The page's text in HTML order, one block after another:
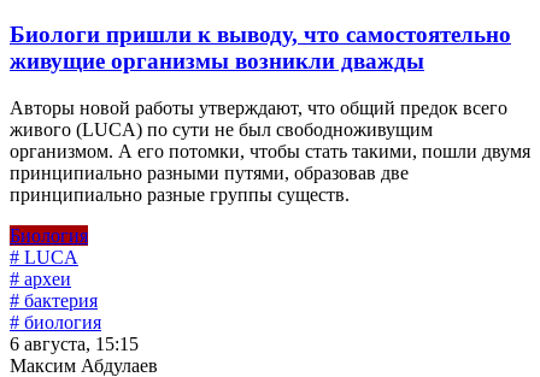
Биологи пришли к выводу, что самостоятельно
живущие организмы возникли дважды
Авторы новой работы утверждают, что общий предок всего
живого (LUCA) по сути не был свободноживущим
организмом. А его потомки, чтобы стать такими, пошли двумя
принципиально разными путями, образовав две
принципиально разные группы существ.
Биология
# LUCA
# археи
# бактерия
# биология
6 августа, 15:15
Максим Абдулаев